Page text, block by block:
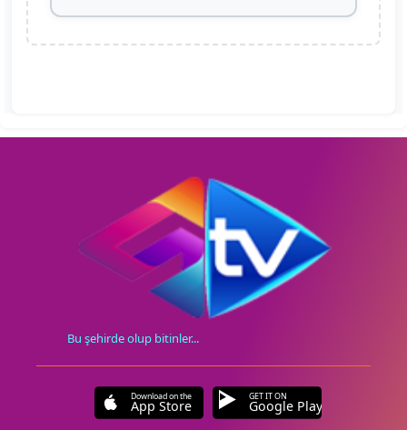
Bu şehirde olup bitinler...
Download on the
App Store
GET IT ON
Google Play